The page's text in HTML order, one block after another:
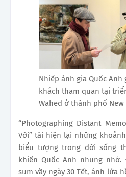
Nhiếp ảnh gia Quốc
khách tham quan tại
Wahed ở thành phố New
“Photographing Distant
Vời” tái hiện lại những
biểu tượng trong đời sống
khiến Quốc Anh nhung
sum vầy ngày 30 Tết, ánh lửa